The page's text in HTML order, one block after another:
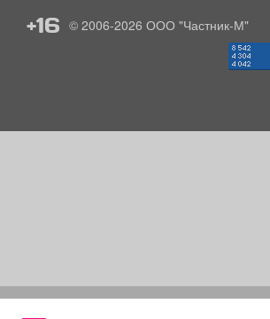
+16 © 2006-2026 ООО "Частник-М"